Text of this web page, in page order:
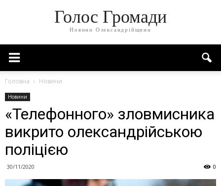
Голос Громади
Новини Олександрійщини
Головна Новини
Новини
«Телефонного» зловмисника
викрито олександрійською
поліцією
30/11/2020 0